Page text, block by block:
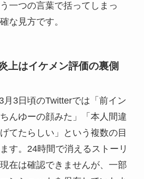
一つの言葉で括ってしまっ
な見方です。
上はイケメン評価の裏側
月3日頃のTwitterでは「前イン
んゆーの顔みた」「本人間違
てたらしい」という複数の目
す。24時間で消えるストーリ
在は確認できませんが、一部